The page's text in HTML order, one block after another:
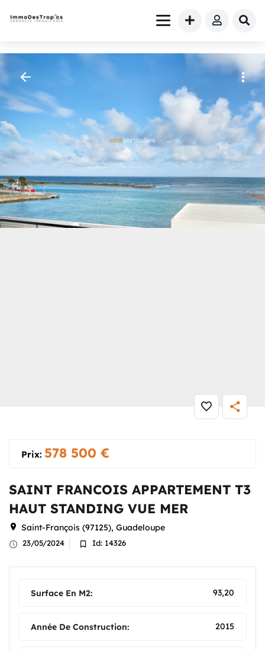
Prix: 578 500 €
SAINT FRANCOIS APPARTEMENT T3
HAUT STANDING VUE MER
Saint-François (97125), Guadeloupe
23/05/2024 Id: 14326
Surface En M2: 93,20
Année De Construction: 2015